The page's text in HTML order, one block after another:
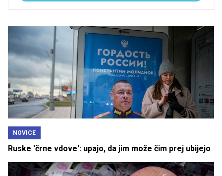
NOVICE
Ruske 'črne vdove': upajo, da jim može čim prej ubijejo